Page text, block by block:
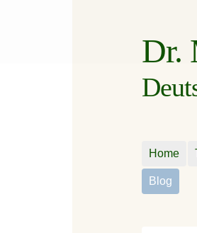
Dr.
Home
Blog